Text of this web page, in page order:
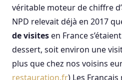
véritable moteur de chiffre
NPD relevait déjà en 2017
de visitesen France
dessert, soit environ une
plus que chez nos voisins
restauration.fr) Les